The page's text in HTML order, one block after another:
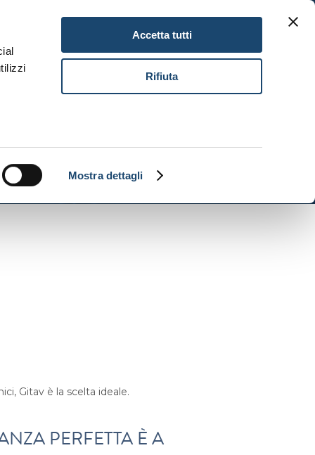
Mostra dettagli
Accetta tutti
Rifiuta
Gift Card Lavora con noi
Gitav è la scelta ideale.
PERFETTA È A